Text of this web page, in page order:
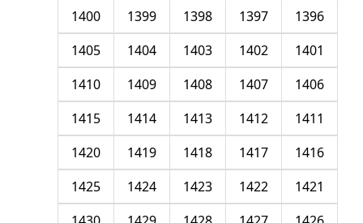
1396
1397
1398
1399
1400
1401
1402
1403
1404
1405
1406
1407
1408
1409
1410
1411
1412
1413
1414
1415
1416
1417
1418
1419
1420
1421
1422
1423
1424
1425